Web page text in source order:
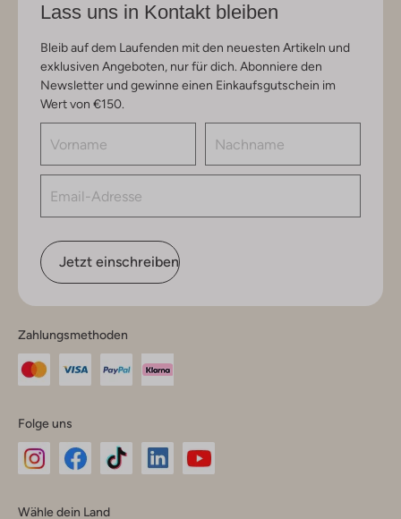
Lass uns in Kontakt bleiben
Bleib auf dem Laufenden mit den neuesten Artikeln und
exklusiven Angeboten, nur für dich. Abonniere den
Newsletter und gewinne einen Einkaufsgutschein im
Wert von €150.
Jetzt einschreiben
Zahlungsmethoden
Folge uns
Wähle dein Land